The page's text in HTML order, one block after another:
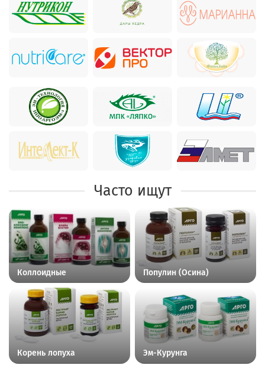
Часто ищут
Коллоидные Популин (Осина)
Корень лопуха Эм-Курунга